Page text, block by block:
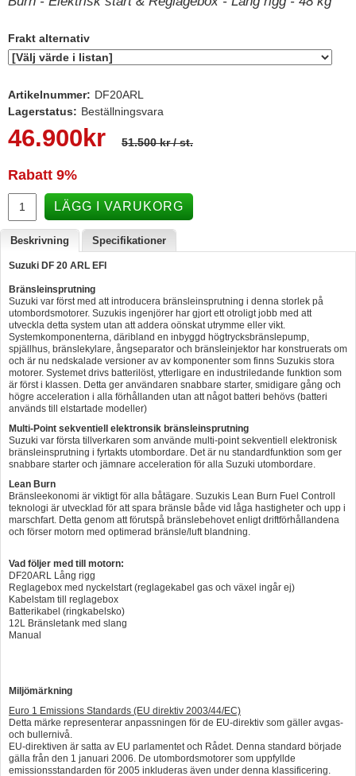
Båttillbehör
Varta - Batterier
Victron - Batteriladdare
Webasto - Dieselvärmare
Kamasa Tools - Verktyg
Calix - Packline - Takboxar
Thule - Takboxar
Thule - Lasthållare
LAGERRENSING
Begagnade Motorer & Båtar
Frakt alternativ
Artikelnummer: DF20ARL
Lagerstatus: Beställningsvara
46.900 kr 51.500 kr/ st.
Rabatt 9%
LÄGG I VARUKORG
Beskrivning Specifikationer
Suzuki DF 20 ARL EFI
Bränsleinsprutning
Suzuki var först med att introducera bränsleinsprutning i denna storlek på
utombordsmotorer. Suzukis ingenjörer har gjort ett otroligt jobb med att
utveckla detta system utan att addera oönskat utrymme eller vikt.
Systemkomponenterna, däribland en inbyggd högtrycksbränslepump,
spjällhus, bränslekylare, ångseparator och bränsleinjektor har konstruerats om
och är nu nedskalade versioner av av komponenter som finns Suzukis stora
motorer. Systemet drivs batterilöst, ytterligare en industriledande funktion som
är först i klassen. Detta ger användaren snabbare starter, smidigare gång och
högre acceleration i alla förhållanden utan att något batteri behövs (batteri
används till elstartade modeller)
Multi-Point sekventiell elektronsik bränsleinsprutning
Suzuki var första tillverkaren som använde multi-point sekventiell elektronisk
bränsleinsprutning i fyrtakts utombordare. Det är nu standardfunktion som ger
snabbare starter och jämnare acceleration för alla Suzuki utombordare.
Lean Burn
Bränsleekonomi är viktigt för alla båtägare. Suzukis Lean Burn Fuel Controll
teknologi är utvecklad för att spara bränsle både vid låga hastigheter och upp i
marschfart. Detta genom att förutspå bränslebehovet enligt driftförhållandena
och förser motorn med optimerad bränsle/luft blandning.
Vad följer med till motorn:
DF20ARL Lång rigg
Reglagebox med nyckelstart (reglagekabel gas och växel ingår ej)
Kabelstam till reglagebox
Batterikabel (ringkabelsko)
12L Bränsletank med slang
Manual
Miljömärkning
Euro 1 Emissions Standards (EU direktiv 2003/44/EC)
Detta märke representerar anpassningen för de EU-direktiv som gäller avgas-
och bullernivå.
EU-direktiven är satta av EU parlamentet och Rådet. Denna standard började
gälla från den 1 januari 2006. De utombordsmotorer som uppfyllde
emissionsstandarden för 2005 inkluderas även under denna klassificering.